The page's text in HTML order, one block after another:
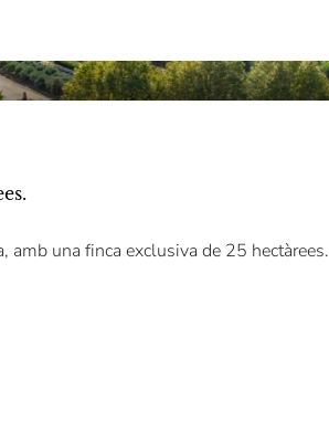
una finca exclusiva de 25 hectàrees.